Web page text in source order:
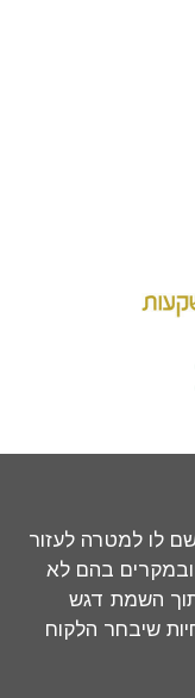
שם לו למטרה לעזור
ובמקרים בהם לא
תוך השמת דגש
שיבחר הלקוח